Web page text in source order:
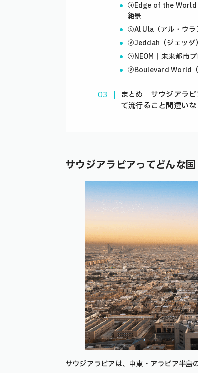
④Edge of the World
絶景
⑤Al Ula（アル・ウラ
⑥Jeddah（ジェッダ
⑦NEOM｜未来都市プ
⑧Boulevard World（
まとめ｜サウジアラ
て流行ること間違いな
サウジアラビアってどんな国
サウジアラビアは、中東・アラビア半島